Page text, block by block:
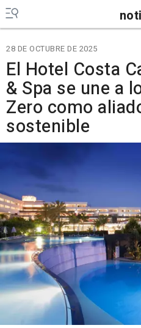
noti
28 DE OCTUBRE DE 2025
El Hotel Costa
& Spa se une a
Zero como
sostenible